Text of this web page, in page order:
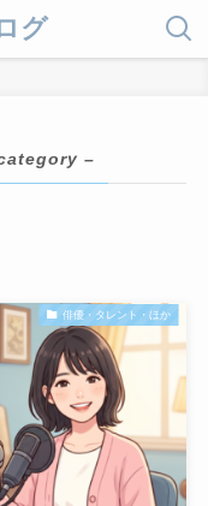
グ
–
俳優・タレント・ほか